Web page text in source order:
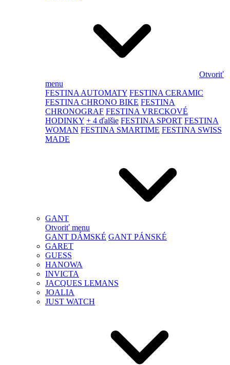
Otvoriť
menu
FESTINA AUTOMATY FESTINA CERAMIC
FESTINA CHRONO BIKE FESTINA
CHRONOGRAF FESTINA VRECKOVÉ
HODINKY + 4 ďalšie FESTINA SPORT FESTINA
WOMAN FESTINA SMARTIME FESTINA SWISS
MADE
GANT
Otvoriť menu
GANT DÁMSKÉ GANT PÁNSKÉ
GARET
GUESS
HANOWA
INVICTA
JACQUES LEMANS
JOALIA
JUST WATCH